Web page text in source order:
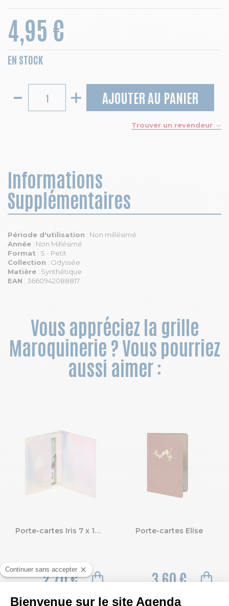
4,95 €
EN STOCK
AJOUTER AU PANIER
Trouver un revendeur
Informations
Supplémentaires
Période d'utilisation : Non millésimé
Année : Non Millésimé
Format : S - Petit
Collection : Odyssée
Matière : Synthétique
EAN : 3660942088817
Vous appréciez la grille
Maroquinerie ? Vous pourriez
aussi aimer :
Porte-cartes Iris 7 x 10 cm
2,70 €
Porte-cartes Elise
3,60 €